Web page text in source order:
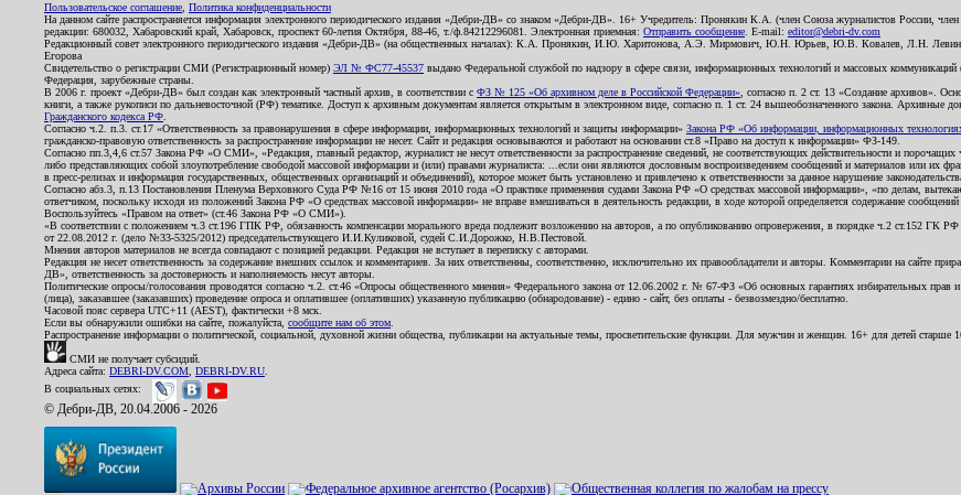
Пользовательское соглашение Политика конфиденциальности
На данном сайте распространяется информация электронного периодического издания «Дебри-ДВ» со знаком «Дебри-ДВ». 16+ Учредитель: Пронякин К.А. (член Союза журналистов России,
редакции: 680032, Хабаровский край, Хабаровск, проспект 60-летия Октября, 88-46, т./ф.84212296081. Электронная приемная: Отправить сообщение . E-mail: editor@debri-dv.com
Редакционный совет электронного периодического издания «Дебри-ДВ» (на общественных началах): К.А. Пронякин, И.Ю. Харитонова, А.Э. Мирмович, Ю.Н. Юрьев, Ю.В. Ковалев, Л.Н.
Егорова
Свидетельство о регистрации СМИ (Регистрационный номер) ЭЛ № ФС77-45537 выдано Федеральной службой по надзору в сфере связи, информационных технологий и массовых коммуникаций
Федерация, зарубежные страны.
В 2006 г. проект «Дебри-ДВ» был создан как электронный частный архив, в соответствии с ФЗ № 125 «Об архивном деле в Российской Федерации» , согласно п. 2 ст. 13 «Создание архивов».
книги, а также рукописи по дальневосточной (РФ) тематике. Доступ к архивным документам является открытым в электронном виде, согласно п. 1 ст. 24 вышеобозначенного закона. Архивные
Гражданского кодекса РФ
Согласно ч.2. п.3. ст.17 «Ответственность за правонарушения в сфере информации, информационных технологий и защиты информации» Закона РФ «Об информации, информационных
гражданско-правовую ответственность за распространение информации не несет. Сайт и редакция основываются и работают на основании ст.8 «Право на доступ к информации» ФЗ-149.
Согласно пп.3,4,6 ст.57 Закона РФ «О СМИ», «Редакция, главный редактор, журналист не несут ответственности за распространение сведений, не соответствующих действительности и
либо представляющих собой злоупотребление свободой массовой информации и (или) правами журналиста: ...если они являются дословным воспроизведением сообщений и материалов или их
в пресс-релизах и информация государственных, общественных организаций и объединений), которое может быть установлено и привлечено к ответственности за данное нарушение
Согласно абз.3, п.13 Постановления Пленума Верховного Суда РФ №16 от 15 июня 2010 года «О практике применения судами Закона РФ «О средствах массовой информации», «по делам,
ответчиком, поскольку исходя из положений Закона РФ «О средствах массовой информации» не вправе вмешиваться в деятельность редакции, в ходе которой определяется содержание сообщений
Воспользуйтесь «Правом на ответ» (ст.46 Закона РФ «О СМИ»).
«В соответствии с положением ч.3 ст.196 ГПК РФ, обязанность компенсации морального вреда подлежит возложению на авторов, а по опубликованию опровержения, в порядке ч.2 ст.152 ГК РФ -
от 22.08.2012 г. (дело №33-5325/2012) председательствующего И.И.Куликовой, судей С.И.Дорожко, Н.В.Пестовой.
Мнения авторов материалов не всегда совпадают с позицией редакции. Редакция не вступает в переписку с авторами.
Редакция не несет ответственность за содержание внешних ссылок и комментариев. За них ответственны, соответственно, исключительно их правообладатели и авторы. Комментарии на сайте
ДВ», ответственность за достоверность и наполняемость несут авторы.
Политические опросы/голосования проводятся согласно ч.2. ст.46 «Опросы общественного мнения» Федерального закона от 12.06.2002 г. № 67-ФЗ «Об основных гарантиях избирательных прав
(лица), заказавшее (заказавших) проведение опроса и оплатившее (оплативших) указанную публикацию (обнародование) - едино - сайт, без оплаты - безвозмездно/бесплатно.
Часовой пояс сервера UTC+11 (AEST), фактически +8 мск.
Если вы обнаружили ошибки на сайте, пожалуйста, сообщите нам об этом
Распространение информации о политической, социальной, духовной жизни общества, публикации на актуальные темы, просветительские функции. Для мужчин и женщин. 16+ для детей старше
СМИ не получает субсидий.
Адреса сайта: DEBRI-DV.COM DEBRI-DV.RU
В социальных сетях:
© Дебри-ДВ, 20.04.2006 - 2026